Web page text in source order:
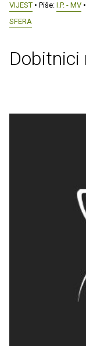
VIJEST • Piše: I.P. - MV
SFERA
Dobitnici